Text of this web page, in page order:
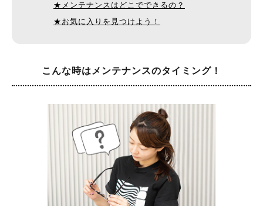
★メンテナンスはどこでできるの？
★お気に入りを見つけよう！
こんな時は メンテナンスのタイミング！